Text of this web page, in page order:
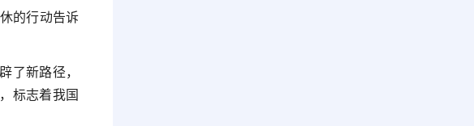
的行动告诉
了新路径，
标志着我国